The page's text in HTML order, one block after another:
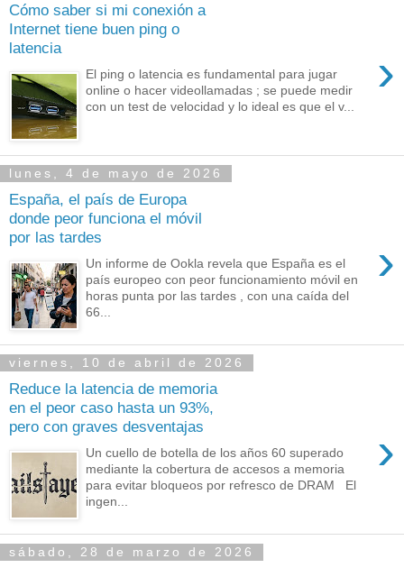
Cómo saber si mi conexión a
Internet tiene buen ping o
latencia
›
El ping o latencia es fundamental para jugar
online o hacer videollamadas ; se puede medir
con un test de velocidad y lo ideal es que el v...
lunes, 4 de mayo de 2026
España, el país de Europa
donde peor funciona el móvil
por las tardes
›
Un informe de Ookla revela que España es el
país europeo con peor funcionamiento móvil en
horas punta por las tardes , con una caída del
66...
viernes, 10 de abril de 2026
Reduce la latencia de memoria
en el peor caso hasta un 93%,
pero con graves desventajas
›
Un cuello de botella de los años 60 superado
mediante la cobertura de accesos a memoria
para evitar bloqueos por refresco de DRAM El
ingen...
sábado, 28 de marzo de 2026